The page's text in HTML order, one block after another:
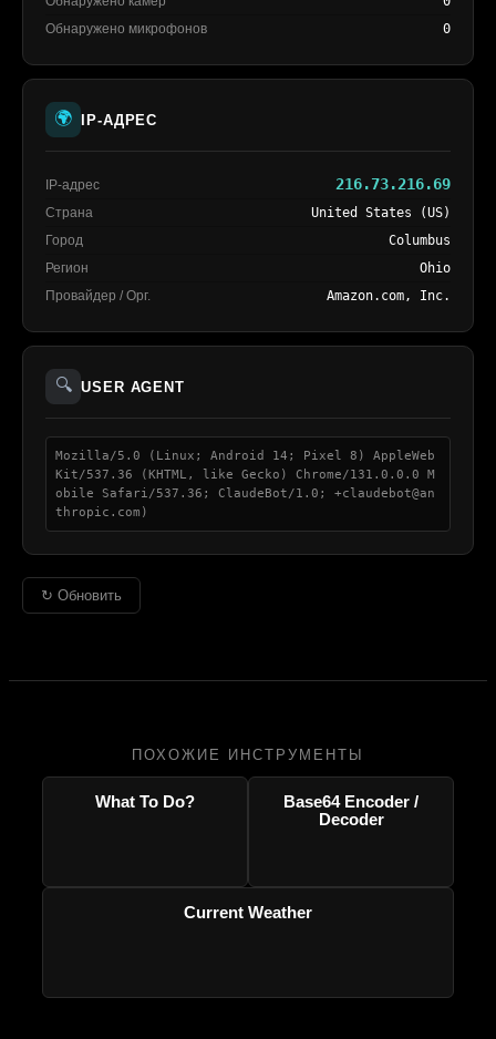
Обнаружено микрофонов
0
🌍 IP-АДРЕС
IP-адрес 216.73.216.69
Страна
United States (US)
Город
Columbus
Регион
Ohio
Провайдер / Орг.
Amazon.com, Inc.
🔍 USER AGENT
Mozilla/5.0 (Linux; Android 14; Pixel 8) AppleWeb
Kit/537.36 (KHTML, like Gecko) Chrome/131.0.0.0 M
obile Safari/537.36; ClaudeBot/1.0; +claudebot@an
thropic.com)
↻ Обновить
ПОХОЖИЕ ИНСТРУМЕНТЫ
What To Do?
Base64 Encoder /
Decoder
Current Weather